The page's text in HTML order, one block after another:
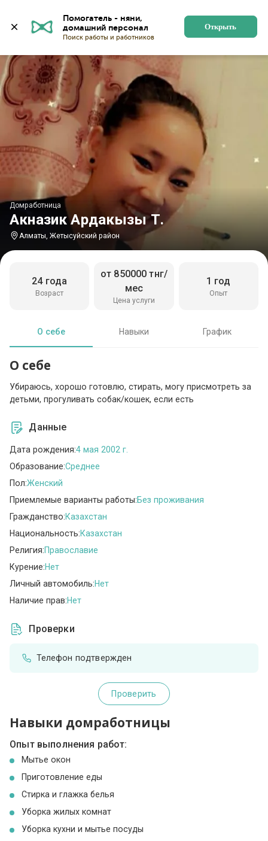
Помогатель - няни,
Поиск работы и работников
Открыть
Акназик Ардакызы Т.
Домработница
Алматы, Жетысуйский район
Возраст
24 года
Цена услуги
от 850000 тнг/
мес
Опыт
1 год
О себе Навыки График
О себе
Убираюсь, хорошо готовлю, стирать, могу присмотреть за
детьми, прогуливать собак/кошек, если есть
Данные
Дата рождения:4 мая 2002 г.
Образование:Среднее
Пол:Женский
Приемлемые варианты работы:Без проживания
Гражданство:Казахстан
Национальность:Казахстан
Религия:Православие
Курение:Нет
Личный автомобиль:Нет
Наличие прав:Нет
Проверки
Телефон подтвержден
Проверить
Навыки домработницы
Опыт выполнения работ:
Мытье окон
Приготовление еды
Стирка и глажка белья
Уборка жилых комнат
Уборка кухни и мытье посуды